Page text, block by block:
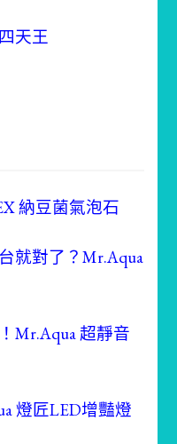
天王
納豆菌氣泡石
就對了？Mr.Aqua
Mr.Aqua 超靜音
燈匠LED增豔燈